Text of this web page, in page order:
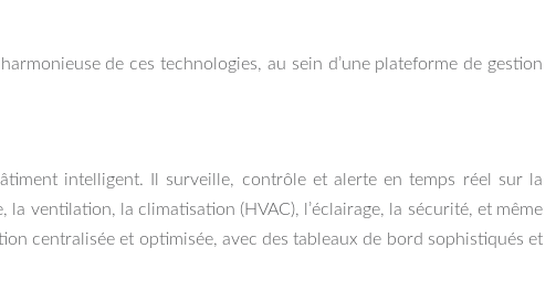
de ces technologies, au sein d’une plateforme de gestion
intelligent. Il surveille, contrôle et alerte en temps réel sur la
ventilation, la climatisation (HVAC), l’éclairage, la sécurité, et même
centralisée et optimisée, avec des tableaux de bord sophistiqués et